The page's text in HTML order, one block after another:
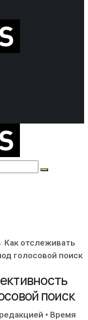
Как отслеживать
голосовой поиск
поиск
• Время